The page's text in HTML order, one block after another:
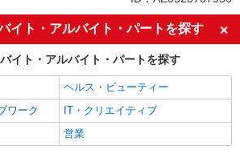
土日祝休み
ループ会
車通勤OK
す
オフィスワーク・事務
イト・アルバイト・パートを探す
イト・アルバイト・パートを探す
ヘルス・ビューティー
ワーク
IT・クリエイティブ
営業